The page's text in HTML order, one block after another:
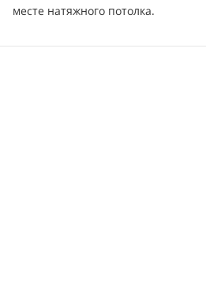
месте натяжного потолка.